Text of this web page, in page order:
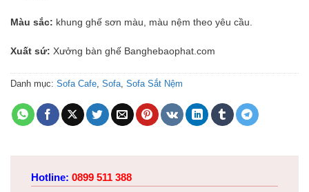
Màu sắc: khung ghế sơn màu, màu nệm theo yêu cầu.
Xuất sứ: Xưởng bàn ghế Banghebaophat.com
Danh mục: Sofa Cafe, Sofa, Sofa Sắt Nệm
Hotline: 0899 511 388